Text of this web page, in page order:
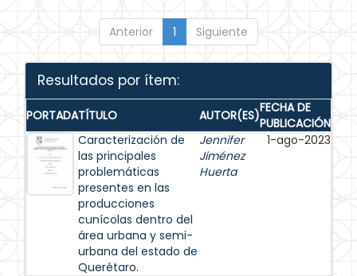
Anterior 1 Siguiente
Resultados por ítem:
PORTADATÍTULO AUTOR(ES)FECHA DE
PUBLICACIÓN
Caracterización de
las principales
problemáticas
presentes en las
producciones
cunícolas dentro del
área urbana y semi-
urbana del estado de
Querétaro.
Jennifer
Jiménez
Huerta
1-ago-2023